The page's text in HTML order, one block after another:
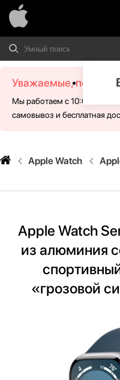
Уважаемые,
Мы работаем с 10:00 - 21:00
самовывоз и бесплатная
Apple Watch
Apple Watch
из алюминия
«грозовой